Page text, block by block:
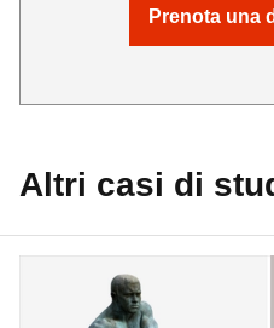
Prenota una
Altri casi di